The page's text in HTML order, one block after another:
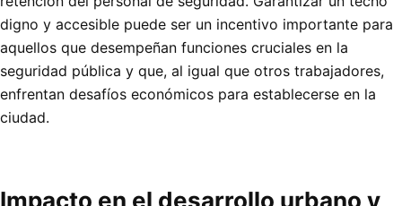
digno y accesible puede ser un incentivo importante para
aquellos que desempeñan funciones cruciales en la
seguridad pública y que, al igual que otros trabajadores,
enfrentan desafíos económicos para establecerse en la
ciudad.